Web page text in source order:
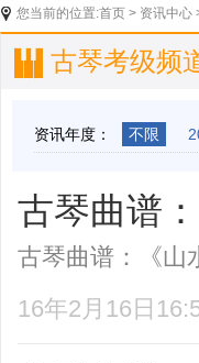
您当前的位置:首页 > 资讯中心
古琴考级频
资讯年度： 不限
古琴曲谱
古琴曲谱：《山
16年2月16日